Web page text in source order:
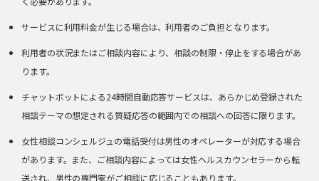
サービスに利用料金が生じる場合は、利用者のご負担となります。
利用者の状況またはご相談内容により、相談の制限・停止をする場合があ
ります。
チャットボットによる24時間自動応答サービスは、あらかじめ登録された
相談テーマの想定される質疑応答の範囲内での相談への回答に限ります。
女性相談コンシェルジュの電話受付は男性のオペレーターが対応する場合
があります。また、ご相談内容によっては女性ヘルスカウンセラーから転
送され、男性の専門家がご相談に応じることもあります。